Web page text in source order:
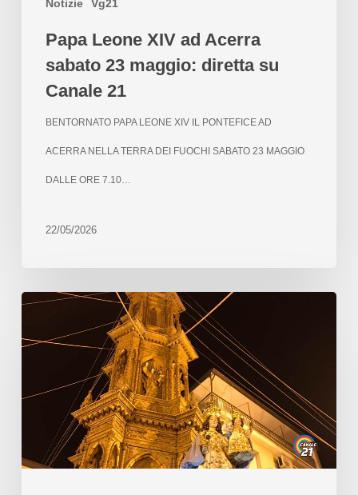
Notizie Vg21
Papa Leone XIV ad Acerra
sabato 23 maggio: diretta su
Canale 21
BENTORNATO PAPA LEONE XIV IL PONTEFICE AD
ACERRA NELLA TERRA DEI FUOCHI SABATO 23 MAGGIO
DALLE ORE 7.10…
22/05/2026